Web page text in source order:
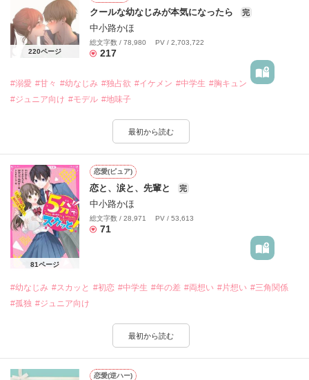
220ページ
クールな幼なじみが本気になったら 完
中小路かほ
総文字数 / 78,980 PV / 2,703,722
217
#溺愛 #甘々 #幼なじみ #独占欲 #イケメン #中学生 #胸キュン
#ジュニア向け #モデル #地味子
最初から読む
81ページ
恋愛(ピュア)
恋と、涙と、先輩と 完
中小路かほ
総文字数 / 28,971 PV / 53,613
71
#幼なじみ #スカッと #初恋 #中学生 #年の差 #両想い #片想い #三角関係
#孤独 #ジュニア向け
最初から読む
恋愛(逆ハー)